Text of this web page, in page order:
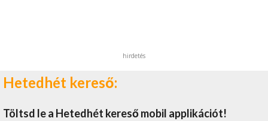
hirdetés
Hetedhét kereső:
Töltsd le a Hetedhét kereső mobil applikációt!